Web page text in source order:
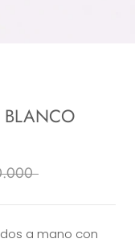
a mano con